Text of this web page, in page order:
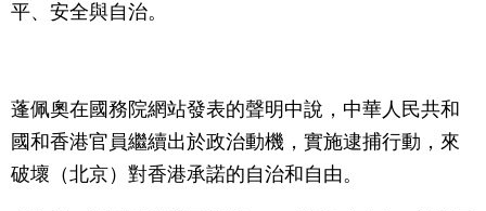
平、安全與自治。
蓬佩奧在國務院網站發表的聲明中說，中華人民共和
國和香港官員繼續出於政治動機，實施逮捕行動，來
破壞（北京）對香港承諾的自治和自由。